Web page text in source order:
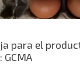
para el